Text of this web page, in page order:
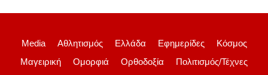
Media Αθλητισμός Ελλάδα Εφημερίδες
Κόσμος
Μαγειρική
Ομορφιά Ορθοδοξία Πολιτισμός/Τέχνες